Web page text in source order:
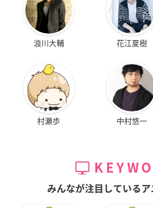
浪川大輔 花江夏樹
村瀬歩 中村悠一
みんなが注目している